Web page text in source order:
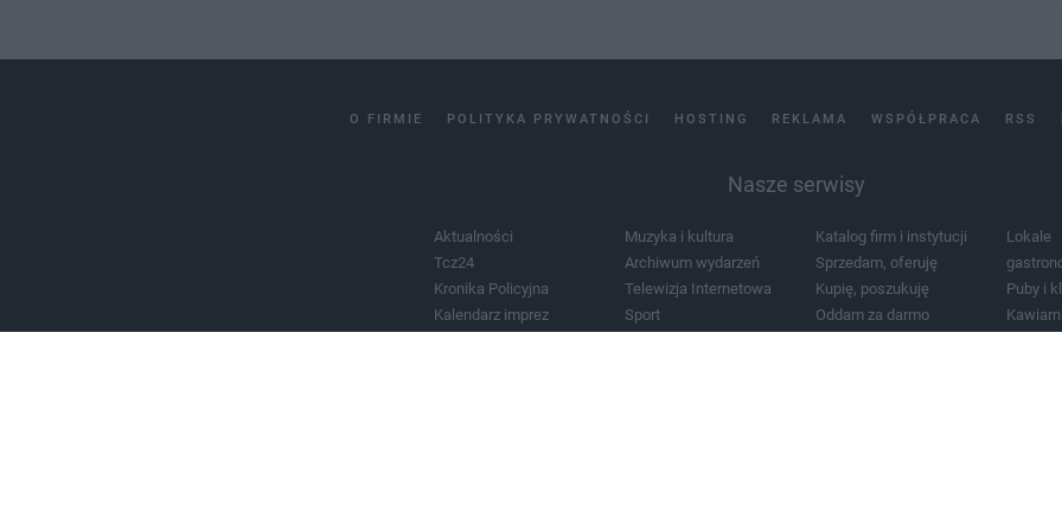
O FIRMIE POLITYKA PRYWATNOŚCI HOSTING REKLAMA WSPÓŁPRACA RSS
Nasze serwisy
Aktualności
Tcz24
Kronika Policyjna
Kalendarz imprez
Muzyka i kultura
Archiwum wydarzeń
Telewizja Internetowa
Sport
Katalog firm i instytucji
Sprzedam, oferuję
Kupię, poszukuję
Oddam za darmo
Lokale
Puby i